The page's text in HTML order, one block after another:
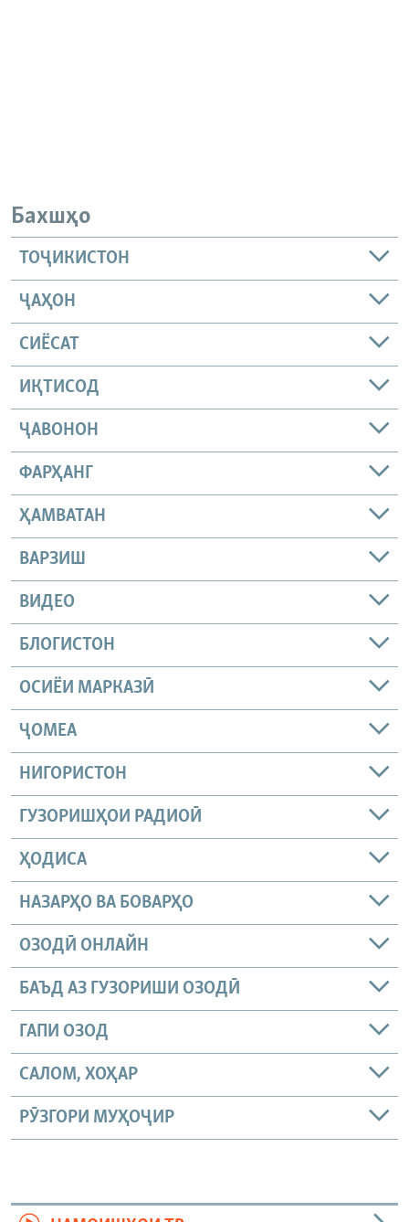
Бахшҳо
ТОҶИКИСТОН
ҶАҲОН
СИЁСАТ
ИҚТИСОД
ҶАВОНОН
ФАРҲАНГ
ҲАМВАТАН
ВАРЗИШ
ВИДЕО
БЛОГИСТОН
ОСИЁИ МАРКАЗӢ
ҶОМEА
НИГОРИСТОН
ГУЗОРИШҲОИ РАДИОӢ
ҲОДИСА
НАЗАРҲО ВА БОВАРҲО
ОЗОДӢ ОНЛАЙН
БАЪД АЗ ГУЗОРИШИ ОЗОДӢ
ГАПИ ОЗОД
САЛОМ, ХОҲАР
РӮЗГОРИ МУҲОҶИР